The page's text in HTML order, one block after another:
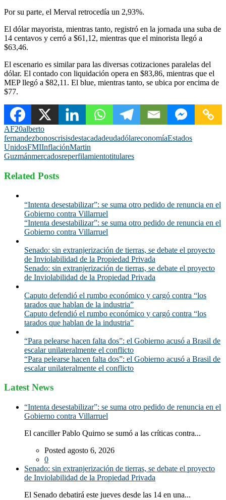
Por su parte, el Merval retrocedía un 2,93%.
El dólar mayorista, mientras tanto, registró en la jornada una suba de
14 centavos y cerró a $61,12, mientras que el minorista llegó a
$63,46.
El escenario es similar para las diversas cotizaciones paralelas del
dólar. El contado con liquidación opera en $83,86, mientras que el
MEP llegó a $82,11. El blue, mientras tanto, se ubica por encima de
$77.
AF20alberto
fernandezbonoscrisisdestacadadeudadólareconomíaEstados
UnidosFMIInflaciónMartin
Guzmánmercadosreperfilamientotitulares
Related Posts
“Intenta desestabilizar”: se suma otro pedido de renuncia en el
Gobierno contra Villarruel
“Intenta desestabilizar”: se suma otro pedido de renuncia en el
Gobierno contra Villarruel
Senado: sin extranjerización de tierras, se debate el proyecto
de Inviolabilidad de la Propiedad Privada
Senado: sin extranjerización de tierras, se debate el proyecto
de Inviolabilidad de la Propiedad Privada
Caputo defendió el rumbo económico y cargó contra “los
tarados que hablan de la industria”
Caputo defendió el rumbo económico y cargó contra “los
tarados que hablan de la industria”
“Para pelearse hacen falta dos”: el Gobierno acusó a Brasil de
escalar unilateralmente el conflicto
“Para pelearse hacen falta dos”: el Gobierno acusó a Brasil de
escalar unilateralmente el conflicto
Latest News
“Intenta desestabilizar”: se suma otro pedido de renuncia en el
Gobierno contra Villarruel
El canciller Pablo Quirno se sumó a las críticas contra...
Posted agosto 6, 2026
0
Senado: sin extranjerización de tierras, se debate el proyecto
de Inviolabilidad de la Propiedad Privada
El Senado debatirá este jueves desde las 14 en una...